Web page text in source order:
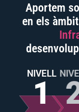
Aportem
en els
NIVELL
1